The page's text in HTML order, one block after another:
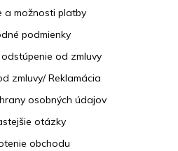
a možnosti platby
podmienky
od zmluvy
zmluvy/ Reklamácia
osobných údajov
otázky
obchodu